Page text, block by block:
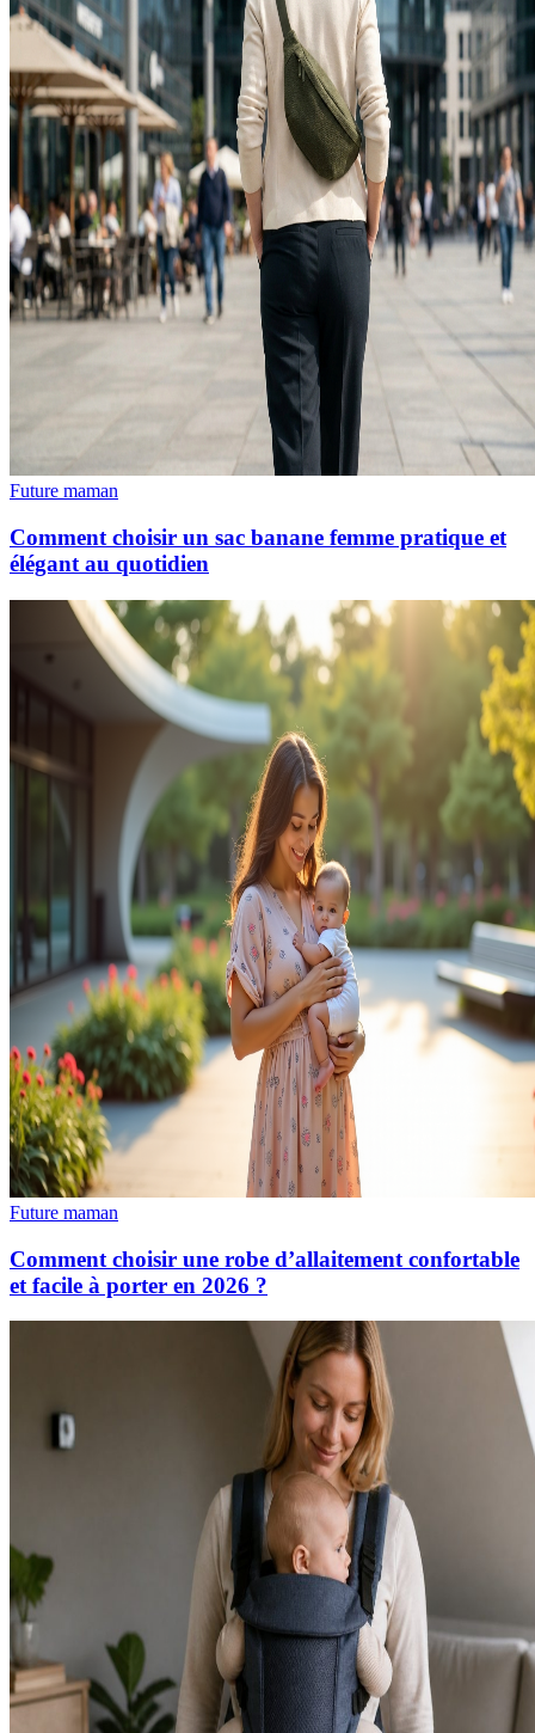
Future maman
Comment choisir un sac banane femme pratique et
élégant au quotidien
Future maman
Comment choisir une robe d’allaitement confortable
et facile à porter en 2026 ?